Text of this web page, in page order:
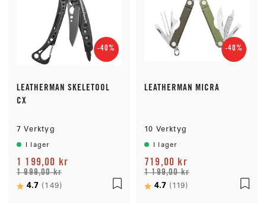
-40%
LEATHERMAN SKELETOOL
CX
7 Verktyg
I lager
1 199,00 kr
1 999,00 kr
Betyg:
4.7 (149) utav 5 stjärnor
-40%
LEATHERMAN MICRA
10 Verktyg
I lager
719,00 kr
1 199,00 kr
Betyg:
4.7 (119) utav 5 stjärnor